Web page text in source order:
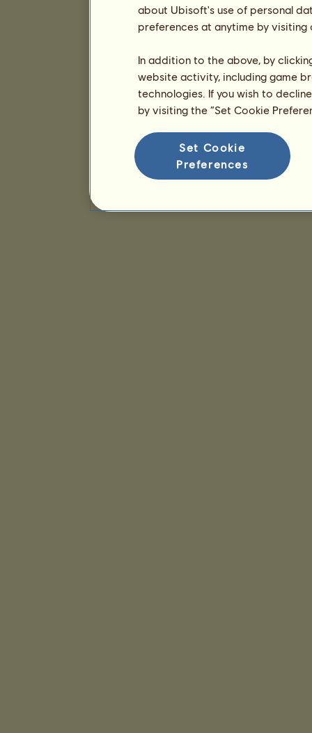
about Ubisoft's use of personal
preferences at anytime by
In addition to the above, by
website activity, including game
technologies. If you wish to
by visiting the “Set Cookie
Set Cookie
Preferences